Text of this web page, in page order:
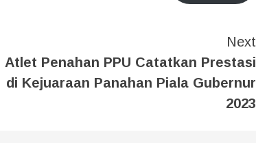
Next
Atlet Penahan PPU Catatkan Prestasi
di Kejuaraan Panahan Piala Gubernur
2023